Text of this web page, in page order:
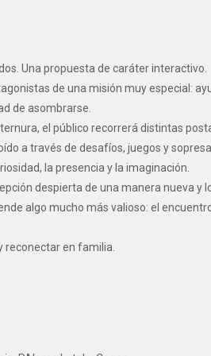
Una propuesta de caráter interactivo.
de una misión muy especial:
de asombrarse.
el público recorrerá distintas
a través de desafíos, juegos y
la presencia y la imaginación.
despierta de una manera nueva y
algo mucho más valioso: el
reconectar en familia.